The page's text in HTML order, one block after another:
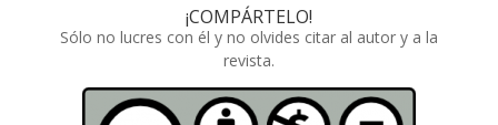
¡COMPÁRTELO!
Sólo no lucres con él y no olvides citar al autor y a la
revista.